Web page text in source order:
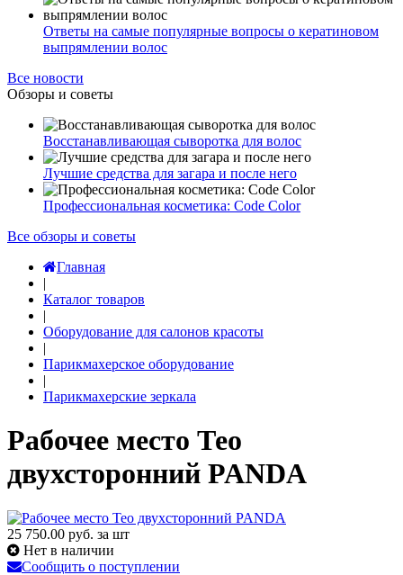
Ответы на самые популярные вопросы о кератиновом
выпрямлении волос
Все новости
Обзоры и советы
Восстанавливающая сыворотка для волос
Лучшие средства для загара и после него
Профессиональная косметика: Code Color
Все обзоры и советы
Главная
|
Каталог товаров
|
Оборудование для салонов красоты
|
Парикмахерское оборудование
|
Парикмахерские зеркала
Рабочее место Тео
двухсторонний PANDA
25 750.00 руб. за шт
Нет в наличии
Сообщить о поступлении